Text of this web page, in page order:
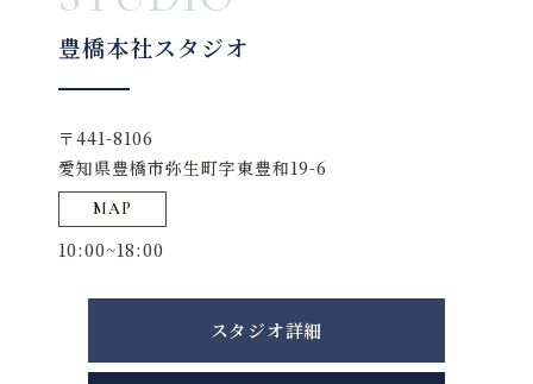
豊橋本社スタジオ
〒441-8106
愛知県豊橋市弥生町字東豊和19-6
MAP
10:00~18:00
スタジオ詳細